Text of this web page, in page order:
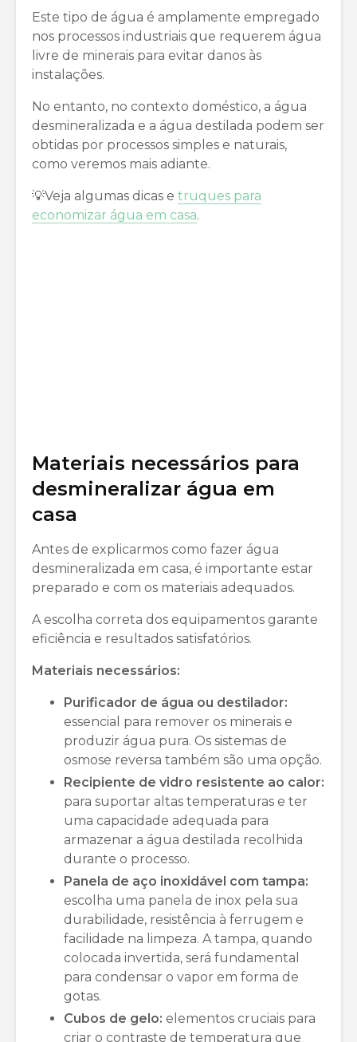
Este tipo de água é amplamente empregado
nos processos industriais que requerem água
livre de minerais para evitar danos às
instalações.
No entanto, no contexto doméstico, a água
desmineralizada e a água destilada podem ser
obtidas por processos simples e naturais,
como veremos mais adiante.
💡Veja algumas dicas e truques para
economizar água em casa.
Materiais necessários para
desmineralizar água em
casa
Antes de explicarmos como fazer água
desmineralizada em casa, é importante estar
preparado e com os materiais adequados.
A escolha correta dos equipamentos garante
eficiência e resultados satisfatórios.
Materiais necessários:
Purificador de água ou destilador:
essencial para remover os minerais e
produzir água pura. Os sistemas de
osmose reversa também são uma opção.
Recipiente de vidro resistente ao calor:
para suportar altas temperaturas e ter
uma capacidade adequada para
armazenar a água destilada recolhida
durante o processo.
Panela de aço inoxidável com tampa:
escolha uma panela de inox pela sua
durabilidade, resistência à ferrugem e
facilidade na limpeza. A tampa, quando
colocada invertida, será fundamental
para condensar o vapor em forma de
gotas.
Cubos de gelo: elementos cruciais para
criar o contraste de temperatura que